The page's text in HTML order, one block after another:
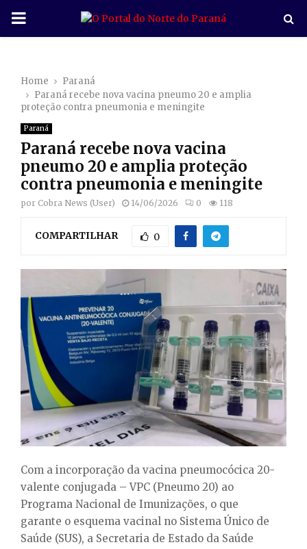
P
M
A
R
N
U
Home
Paraná
Paraná recebe nova vacina pneumo 20 e amplia
proteção contra pneumonia e meningite
Paraná
Paraná recebe nova vacina
pneumo 20 e amplia proteção
contra pneumonia e meningite
por Cobra News (User) 14/06/2026 0 118
COMPARTILHAR 0
Com a incorporação da vacina pneumocócica 20-
valente conjugada – VPC (Pneumo 20) ao
Programa Nacional de Imunizações, o que
garante o esquema vacinal no Sistema Único de
Saúde (SUS), a Secretaria de Estado da Saúde